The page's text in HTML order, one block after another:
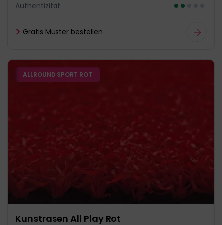
Authentizität
Gratis Muster bestellen
ALLROUND SPORT ROT
Kunstrasen All Play Rot